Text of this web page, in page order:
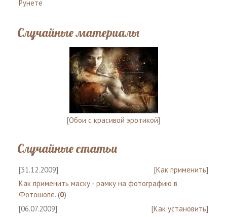
Рунете
Случайные материалы
[Обои с красивой эротикой]
Случайные статьи
[31.12.2009] [Как применить]
Как применить маску - рамку на фотографию в
Фотошопе. (0)
[06.07.2009]
[Как установить]